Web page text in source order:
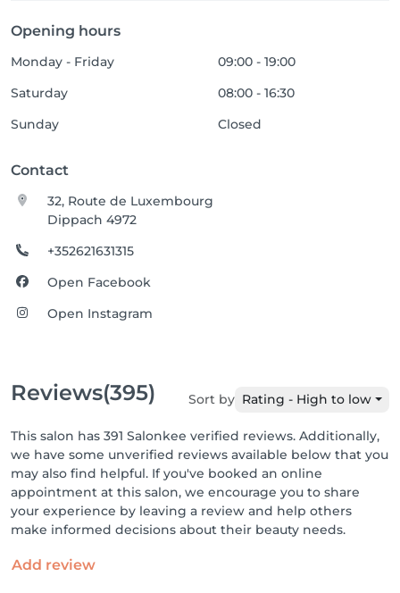
Opening hours
Monday - Friday
09:00 - 19:00
Saturday
08:00 - 16:30
Sunday
Closed
Contact
32, Route de Luxembourg
Dippach 4972
+352621631315
Open Facebook
Open Instagram
Reviews(395) Sort by Rating - High to low
This salon has 391 Salonkee verified reviews. Additionally,
we have some unverified reviews available below that you
may also find helpful. If you've booked an online
appointment at this salon, we encourage you to share
your experience by leaving a review and help others
make informed decisions about their beauty needs.
Add review